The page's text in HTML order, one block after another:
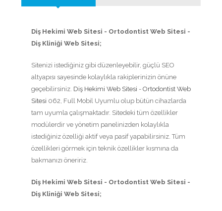
Diş Hekimi Web Sitesi - Ortodontist Web Sitesi -
Diş Kliniği Web Sitesi;
Sitenizi istediğiniz gibi düzenleyebilir, güçlü SEO
altyapısı sayesinde kolaylıkla rakiplerinizin önüne
geçebilirsiniz. Diş Hekimi Web Sitesi - Ortodontist Web
Sitesi 062, Full Mobil Uyumlu olup bütün cihazlarda
tam uyumla çalışmaktadır. Sitedeki tüm özellikler
modülerdir ve yönetim panelinizden kolaylıkla
istediğiniz özelliği aktif veya pasif yapabilirsiniz. Tüm
özellikleri görmek için teknik özellikler kısmına da
bakmanızı öneririz.
Diş Hekimi Web Sitesi - Ortodontist Web Sitesi -
Diş Kliniği Web Sitesi;